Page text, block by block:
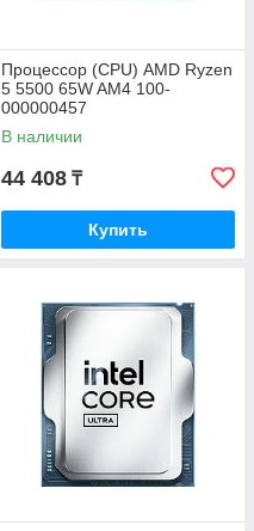
Процессор (CPU) AMD Ryzen
5 5500 65W AM4 100-
000000457
В наличии
44 408 ₸
Купить